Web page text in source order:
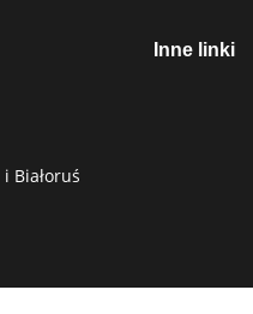
Inne linki
Białoruś